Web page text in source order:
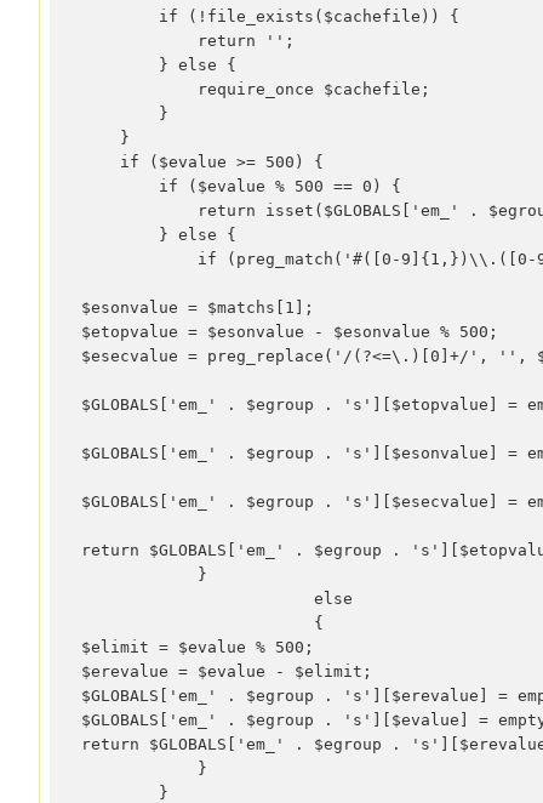
        if (!file_exists($cachefile)) {
            return '';
        } else {
            require_once $cachefile;
        }
    }
    if ($evalue >= 500) {
        if ($evalue % 500 == 0) {
return isset($GLOBALS['em_' .
        } else {
if (preg_match('#([0-
$esonvalue = $matchs[1];
$etopvalue = $esonvalue - $esonvalue % 500;
$esecvalue = preg_replace('/(?<=\.)[0]+/', '',
$GLOBALS['em_' . $egroup . 's'][$etopvalue] =
$GLOBALS['em_' . $egroup . 's'][$esonvalue] =
$GLOBALS['em_' . $egroup . 's'][$esecvalue] =
return $GLOBALS['em_' . $egroup .
            }
$elimit = $evalue % 500;
$erevalue = $evalue - $elimit;
$GLOBALS['em_' . $egroup . 's'][$erevalue] =
$GLOBALS['em_' . $egroup . 's'][$evalue] =
return $GLOBALS['em_' . $egroup .
            }
        }